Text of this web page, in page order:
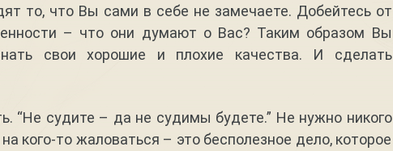
то, что Вы сами в себе не замечаете. Добейтесь от
– что они думают о Вас? Таким образом Вы
свои хорошие и плохие качества. И сделать
“Не судите – да не судимы будете.” Не нужно никого
кого-то жаловаться – это бесполезное дело, которое